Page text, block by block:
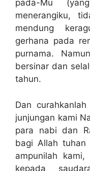
pada-Mu
menerangiku,
mendung
gerhana pada
purnama.
bersinar dan
tahun.
Dan
junjungan kami
para nabi dan
bagi Allah tuhan
ampunilah
kepada